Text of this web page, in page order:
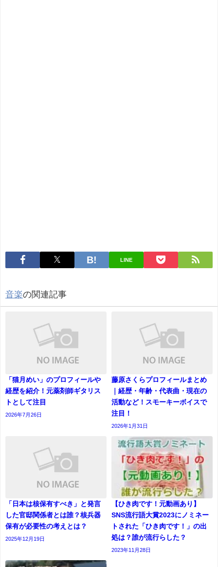
LINE
音楽の関連記事
「猫月めい」のプロフィールや
経歴を紹介！元薬剤師ギタリス
トとして注目
2026年7月26日
藤原さくらプロフィールまとめ
｜経歴・年齢・代表曲・現在の
活動など！スモーキーボイスで
注目！
2026年1月31日
「日本は核保有すべき」と発言
した官邸関係者とは誰？核兵器
保有が必要性の考えとは？
2025年12月19日
【ひき肉です！元動画あり】
SNS流行語大賞2023にノミネー
トされた「ひき肉です！」の出
処は？誰が流行らした？
2023年11月28日